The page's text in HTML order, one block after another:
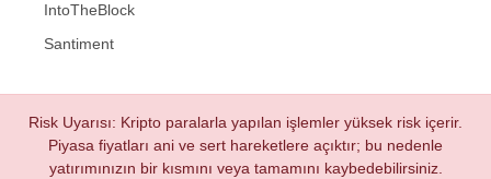
IntoTheBlock
Santiment
Risk Uyarısı: Kripto paralarla yapılan işlemler yüksek risk içerir.
Piyasa fiyatları ani ve sert hareketlere açıktır; bu nedenle
yatırımınızın bir kısmını veya tamamını kaybedebilirsiniz.